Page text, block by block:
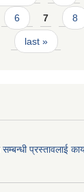
6 7 8
last »
प्रस्तावलाई